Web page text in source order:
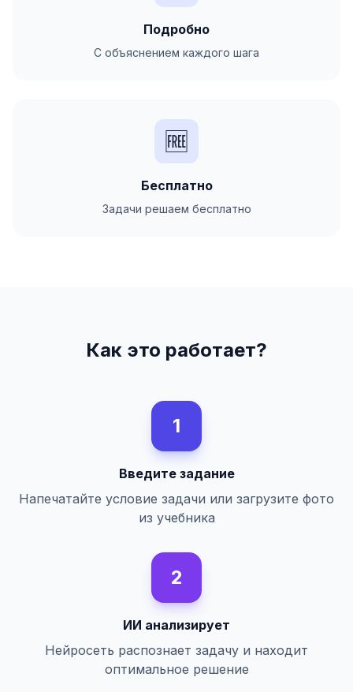
Подробно
С объяснением каждого шага
🆓
Бесплатно
Задачи решаем бесплатно
Как это работает?
1
Введите задание
Напечатайте условие задачи или загрузите фото
из учебника
2
ИИ анализирует
Нейросеть распознает задачу и находит
оптимальное решение